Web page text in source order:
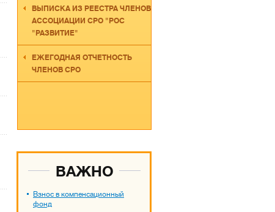
ВЫПИСКА ИЗ РЕЕСТРА ЧЛЕНОВ
АССОЦИАЦИИ СРО "РОС
"РАЗВИТИЕ"
ЕЖЕГОДНАЯ ОТЧЕТНОСТЬ
ЧЛЕНОВ СРО
ВАЖНО
Взнос в компенсационный
фонд